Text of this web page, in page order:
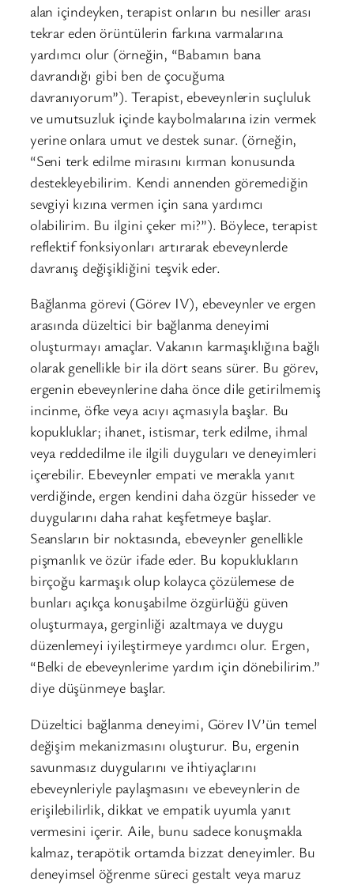
alan içindeyken, terapist onların bu nesiller arası
tekrar eden örüntülerin farkına varmalarına
yardımcı olur (örneğin, “Babamın bana
davrandığı gibi ben de çocuğuma
davranıyorum”). Terapist, ebeveynlerin suçluluk
ve umutsuzluk içinde kaybolmalarına izin vermek
yerine onlara umut ve destek sunar. (örneğin,
“Seni terk edilme mirasını kırman konusunda
destekleyebilirim. Kendi annenden göremediğin
sevgiyi kızına vermen için sana yardımcı
olabilirim. Bu ilgini çeker mi?”). Böylece, terapist
reflektif fonksiyonları artırarak ebeveynlerde
davranış değişikliğini teşvik eder.
Bağlanma görevi (Görev IV), ebeveynler ve ergen
arasında düzeltici bir bağlanma deneyimi
oluşturmayı amaçlar. Vakanın karmaşıklığına bağlı
olarak genellikle bir ila dört seans sürer. Bu görev,
ergenin ebeveynlerine daha önce dile getirilmemiş
incinme, öfke veya acıyı açmasıyla başlar. Bu
kopukluklar; ihanet, istismar, terk edilme, ihmal
veya reddedilme ile ilgili duyguları ve deneyimleri
içerebilir. Ebeveynler empati ve merakla yanıt
verdiğinde, ergen kendini daha özgür hisseder ve
duygularını daha rahat keşfetmeye başlar.
Seansların bir noktasında, ebeveynler genellikle
pişmanlık ve özür ifade eder. Bu kopuklukların
birçoğu karmaşık olup kolayca çözülemese de
bunları açıkça konuşabilme özgürlüğü güven
oluşturmaya, gerginliği azaltmaya ve duygu
düzenlemeyi iyileştirmeye yardımcı olur. Ergen,
“Belki de ebeveynlerime yardım için dönebilirim.”
diye düşünmeye başlar.
Düzeltici bağlanma deneyimi, Görev IV’ün temel
değişim mekanizmasını oluşturur. Bu, ergenin
savunmasız duygularını ve ihtiyaçlarını
ebeveynleriyle paylaşmasını ve ebeveynlerin de
erişilebilirlik, dikkat ve empatik uyumla yanıt
vermesini içerir. Aile, bunu sadece konuşmakla
kalmaz, terapötik ortamda bizzat deneyimler. Bu
deneyimsel öğrenme süreci gestalt veya maruz